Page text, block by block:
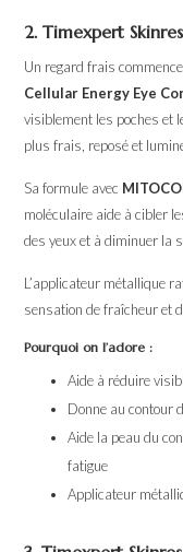
2. Timexpert
Un regard frais
Cellular Energy Eye
visiblement les poches et
plus frais, reposé et
Sa formule avec
moléculaire aide à cibler
des yeux et à diminuer la
L’applicateur métallique
sensation de fraîcheur et
Pourquoi on l’adore :
Aide à réduire
Donne au contour
Aide la peau du
fatigue
Applicateur